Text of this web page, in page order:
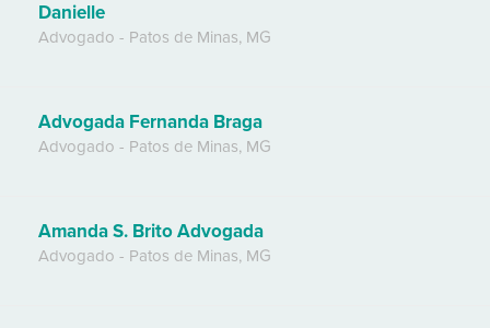
Danielle
Advogado - Patos de Minas, MG
Advogada Fernanda Braga
Advogado - Patos de Minas, MG
Amanda S. Brito Advogada
Advogado - Patos de Minas, MG